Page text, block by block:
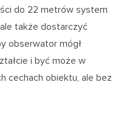
do 22 metrów system
także dostarczyć
obserwator mógł
i być może w
cechach obiektu, ale bez